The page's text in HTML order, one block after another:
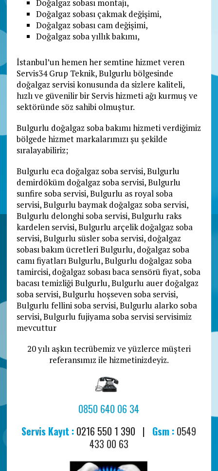
Doğalgaz sobası montajı,
Doğalgaz sobası çakmak değişimi,
Doğalgaz sobası cam değişimi,
Doğalgaz soba yıllık bakımı,
İstanbul’un hemen her semtine hizmet veren
Servis34 Grup Teknik, Bulgurlu bölgesinde
doğalgaz servisi konusunda da sizlere kaliteli,
hızlı ve güvenilir bir Servis hizmeti ağı kurmuş ve
sektöründe söz sahibi olmuştur.
Bulgurlu doğalgaz soba bakımı hizmeti verdiğimiz
bölgede hizmet markalarımızı şu şekilde
sıralayabiliriz;
Bulgurlu eca doğalgaz soba servisi, Bulgurlu
demirdöküm doğalgaz soba servisi, Bulgurlu
sunfire soba servisi, Bulgurlu as royal soba
servisi, Bulgurlu baymak doğalgaz soba servisi,
Bulgurlu delonghi soba servisi, Bulgurlu raks
kardelen servisi, Bulgurlu arçelik doğalgaz soba
servisi, Bulgurlu süsler soba servisi, doğalgaz
sobası bakım ücretleri Bulgurlu, doğalgaz soba
camı fiyatları Bulgurlu, Bulgurlu doğalgaz soba
tamircisi, doğalgaz sobası baca sensörü fiyat, soba
bacası temizliği Bulgurlu, Bulgurlu auer doğalgaz
soba servisi, Bulgurlu hoşseven soba servisi,
Bulgurlu fellini soba servisi, Bulgurlu alarko soba
servisi, Bulgurlu fujiyama soba servisi servisimiz
mevcuttur
20 yılı aşkın tecrübemiz ve yüzlerce müşteri
referansımız ile hizmetinizdeyiz.
0850 640 06 34
Servis Kayıt : 0216 550 1 390 | Gsm : 0549
433 00 63